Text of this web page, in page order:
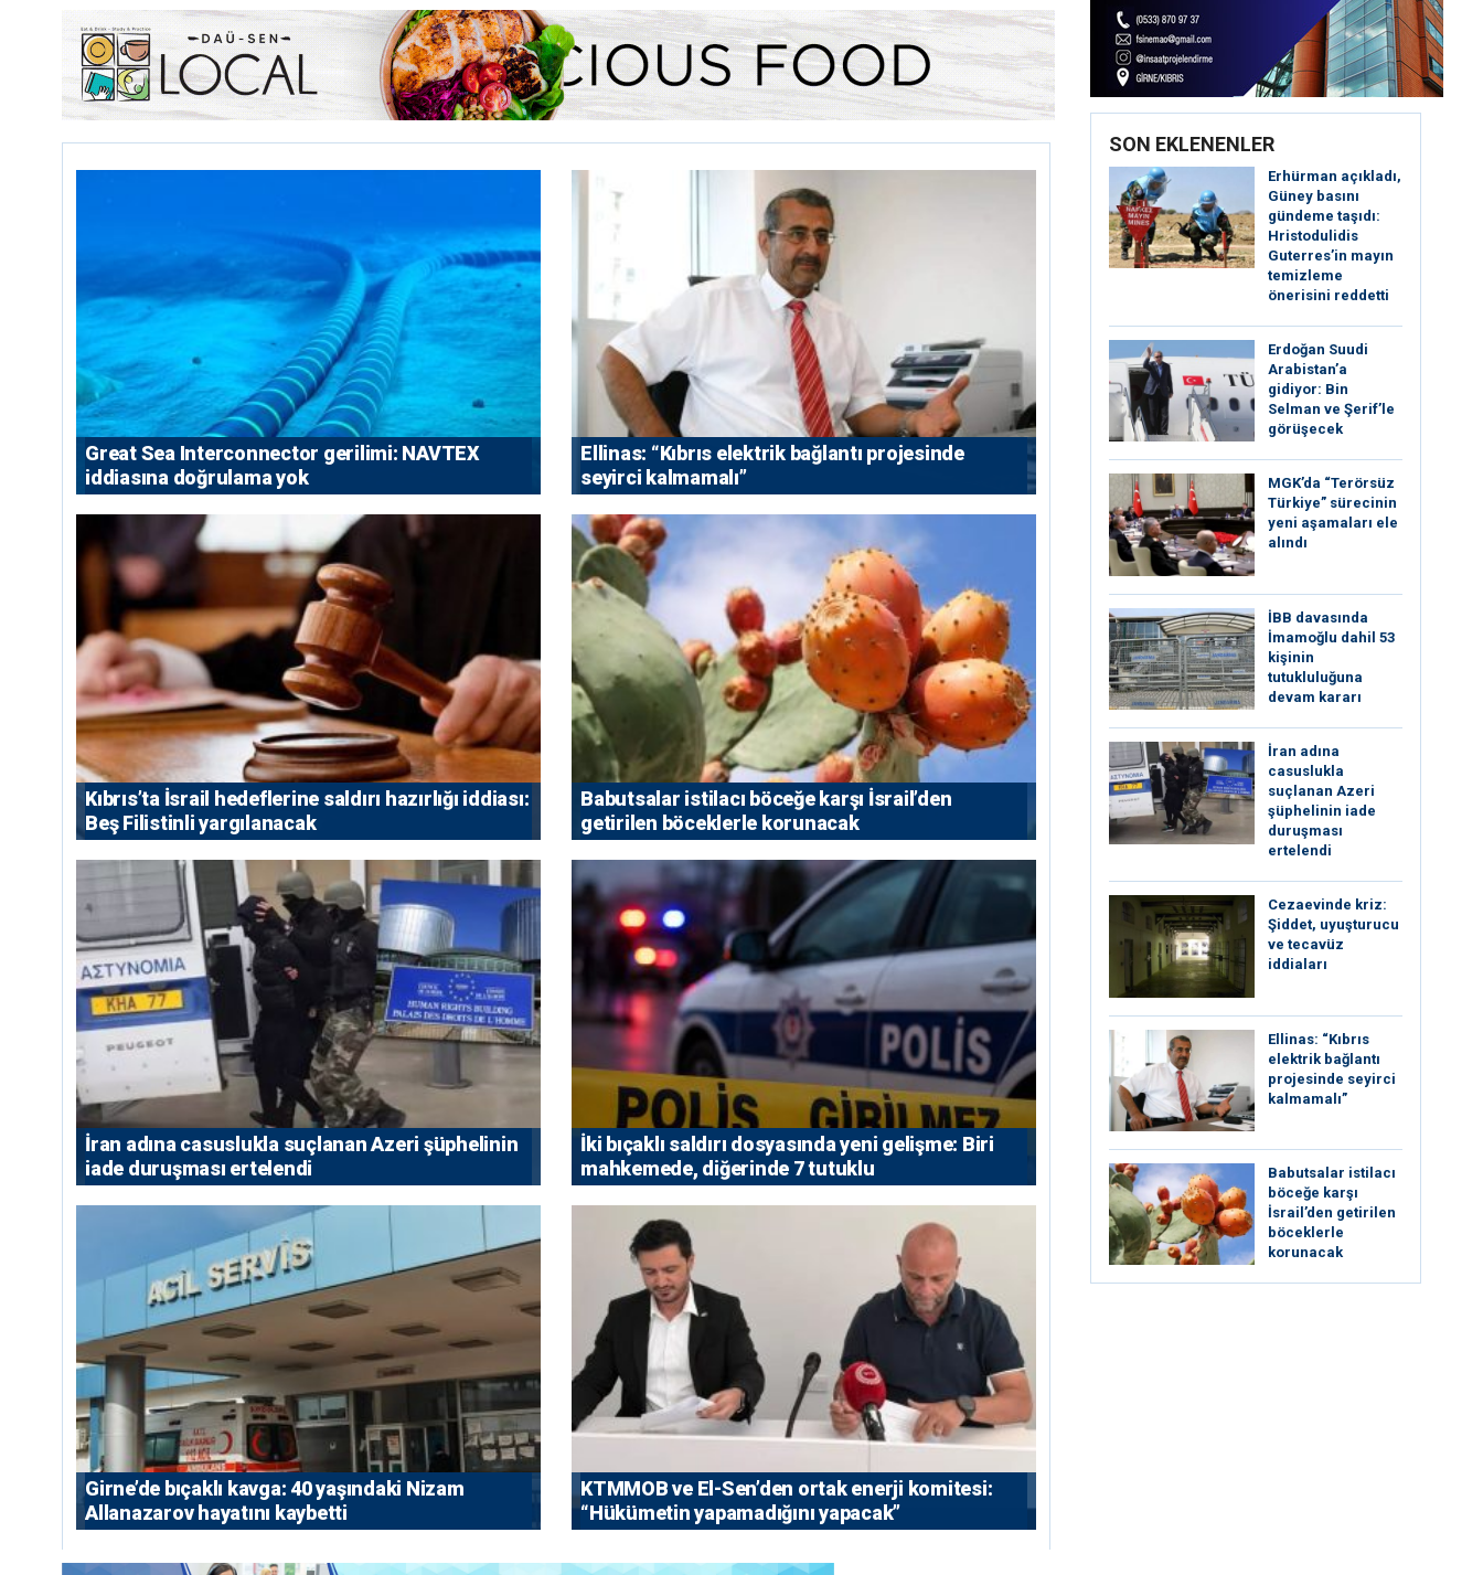
Great Sea Interconnector gerilimi: NAVTEX
iddiasına doğrulama yok
Ellinas: “Kıbrıs elektrik bağlantı projesinde
seyirci kalmamalı”
Kıbrıs’ta İsrail hedeflerine saldırı hazırlığı iddiası:
Beş Filistinli yargılanacak
Babutsalar istilacı böceğe karşı İsrail’den
getirilen böceklerle korunacak
İran adına casuslukla suçlanan Azeri şüphelinin
iade duruşması ertelendi
İki bıçaklı saldırı dosyasında yeni gelişme: Biri
mahkemede, diğerinde 7 tutuklu
Girne’de bıçaklı kavga: 40 yaşındaki Nizam
Allanazarov hayatını kaybetti
KTMMOB ve El-Sen’den ortak enerji komitesi:
“Hükümetin yapamadığını yapacak”
SON EKLENENLER
Erhürman açıkladı,
Güney basını
gündeme taşıdı:
Hristodulidis
Guterres’in mayın
temizleme
önerisini reddetti
Erdoğan Suudi
Arabistan’a
gidiyor: Bin
Selman ve Şerif’le
görüşecek
MGK’da “Terörsüz
Türkiye” sürecinin
yeni aşamaları ele
alındı
İBB davasında
İmamoğlu dahil 53
kişinin
tutukluluğuna
devam kararı
İran adına
casuslukla
suçlanan Azeri
şüphelinin iade
duruşması
ertelendi
Cezaevinde kriz:
Şiddet, uyuşturucu
ve tecavüz
iddiaları
Ellinas: “Kıbrıs
elektrik bağlantı
projesinde seyirci
kalmamalı”
Babutsalar istilacı
böceğe karşı
İsrail’den getirilen
böceklerle
korunacak